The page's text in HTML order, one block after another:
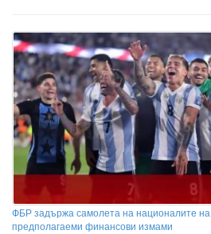
ФБР задържа самолета на националите
предполагаеми финансови измами